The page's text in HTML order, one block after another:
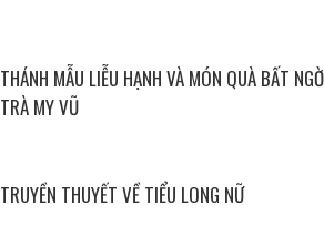
THÁNH MẪU LIỄU HẠNH VÀ MÓN QUÀ BẤT
TRÀ MY VŨ
TRUYỀN THUYẾT VỀ TIỂU LONG NỮ